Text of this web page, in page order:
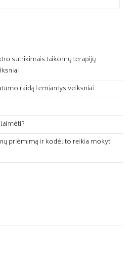
sutrikimais taikomų terapijų
raidą lemiantys veiksniai
priėmimą ir kodėl to reikia mokyti